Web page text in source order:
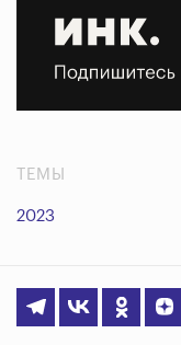
ТЕМЫ
2023